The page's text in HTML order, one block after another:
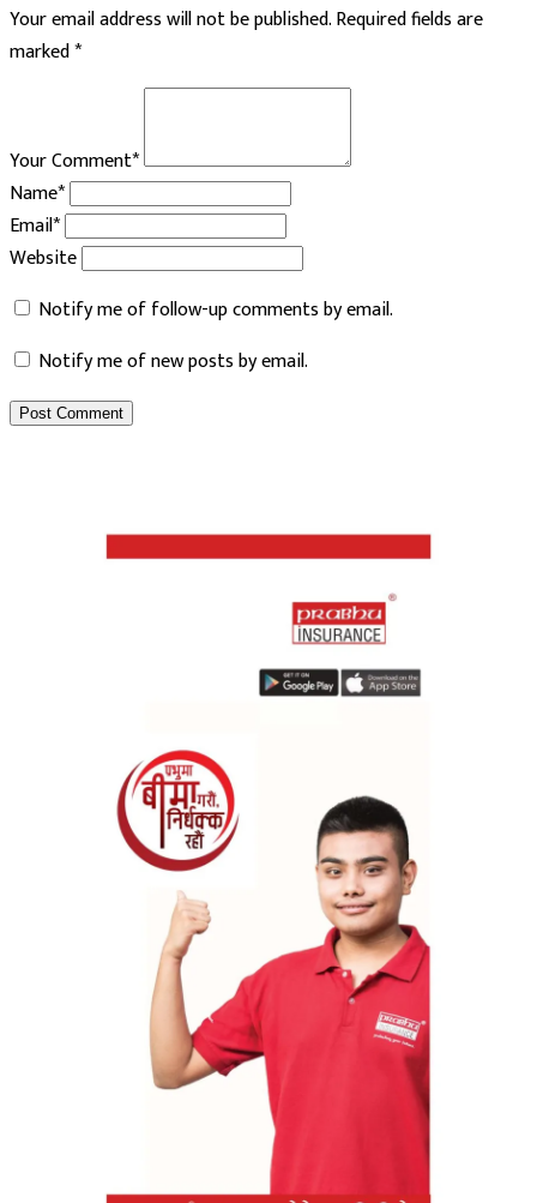
Your email address will not be published.Required fields are
marked*
Your Comment*
Name*
Email*
Website
Notify me of follow-up comments by email.
Notify me of new posts by email.